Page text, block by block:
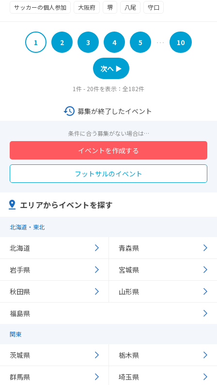
サッカーの個人参加
大阪府 堺 八尾
守口
ナイター練習
駅近 レギュラー奪取
チーム強化中
攻撃陣が欲しい
祝日もサッカー 来季に向けて
1 2 3 4 5 ･･･ 10
次へ ▶︎
1件 - 20件を表示：全182件
募集が終了したイベント
条件に合う募集がない場合は…
イベントを作成する
フットサルのイベント
エリアからイベントを探す
北海道・東北
北海道 青森県
岩手県 宮城県
秋田県 山形県
福島県
関東
茨城県 栃木県
群馬県 埼玉県